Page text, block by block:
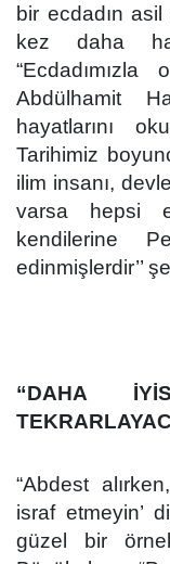
bir ecdadın asil
kez daha
Abdülhamit
hayatlarını
Tarihimiz
ilim insanı,
varsa hepsi
kendilerine
edinmişlerdir’’
“DAHA
“Abdest
israf etmeyin’
güzel bir